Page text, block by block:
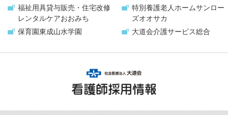
福祉用具貸与販売・ 住宅改修
レンタルケアおおみち
特別養護老人ホームサンロー
ズオオサカ
保育園東成山水学園 大道会介護サービス総合